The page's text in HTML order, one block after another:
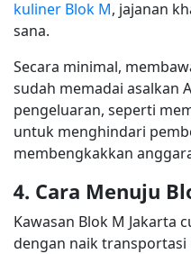
kuliner Blok M, jajanan
sana.
Secara minimal,
sudah memadai asalkan
pengeluaran, seperti
untuk menghindari
membengkakkan
4. Cara Menuju
Kawasan Blok M Jakarta
dengan naik